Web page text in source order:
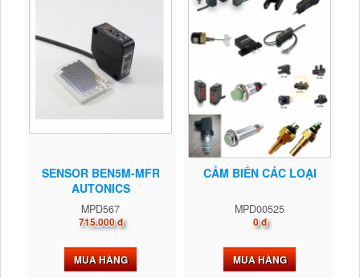
SENSOR BEN5M-MFR
AUTONICS
MPD567
715.000 đ
MUA HÀNG
CẢM BIẾN CÁC LOẠI
MPD00525
0 đ
MUA HÀNG